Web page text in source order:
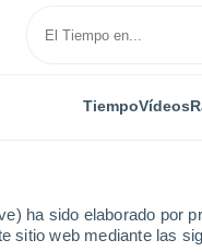
ha sido elaborado por
sitio web mediante las
TiempoVídeos